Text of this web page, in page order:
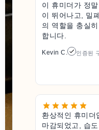
이 휴미더가 정
이 뛰어나고, 밀
의 역할을 충실
합니다.
Kevin C. 인증된
환상적인 휴미더
마감되었고, 습